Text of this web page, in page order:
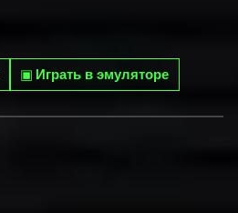
▣ Играть в эмуляторе